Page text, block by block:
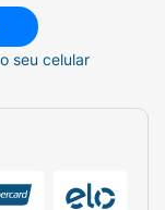
seu celular